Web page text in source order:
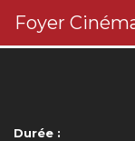
Foyer
Durée :